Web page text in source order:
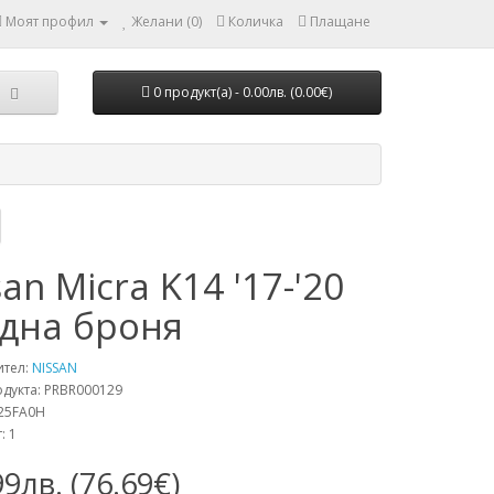
Моят профил Желани (0) Количка Плащане
0 продукт(а) - 0.00лв. (0.00€)
Micra K14 '17-'20
броня
NISSAN
PRBR000129
1
(76.69€)